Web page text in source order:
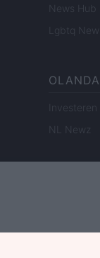
News Hub
Lgbtq News
OLANDA
NL Newz